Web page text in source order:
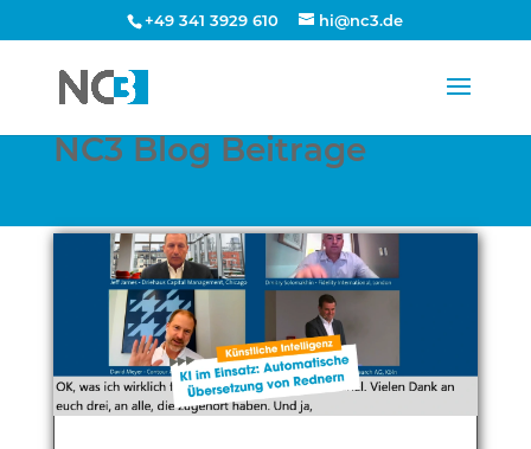
+49 341 3929 610 hi@nc3.de
NC3 Blog Beitrage